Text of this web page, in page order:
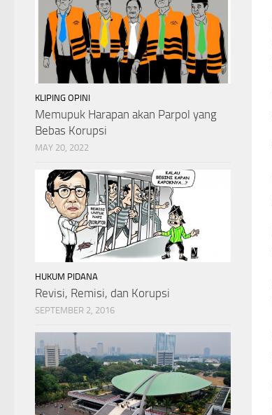
KLIPING OPINI
Memupuk Harapan akan Parpol yang
Bebas Korupsi
MAY 20, 2022
HUKUM PIDANA
Revisi, Remisi, dan Korupsi
SEPTEMBER 2, 2016